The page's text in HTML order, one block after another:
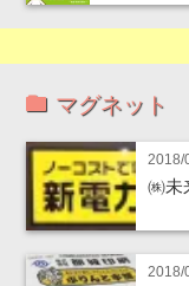
マグネット
2018/
㈱未
2018/